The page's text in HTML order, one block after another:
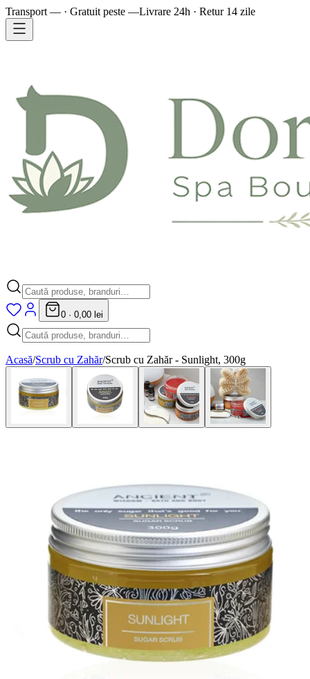
Transport — · Gratuit peste —Livrare 24h · Retur 14 zile
0 · 0,00 lei
Acasă/Scrub cu Zahăr/Scrub cu Zahăr - Sunlight, 300g